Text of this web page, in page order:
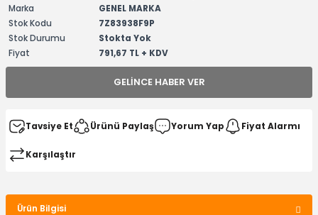
Marka
GENEL MARKA
Stok Kodu
7Z83938F9P
Stok Durumu
Stokta Yok
Fiyat
791,67 TL + KDV
GELINCE HABER VER
Tavsiye Et Ürünü Paylaş Yorum Yap Fiyat Alarmı
Karşılaştır
Ürün Bilgisi